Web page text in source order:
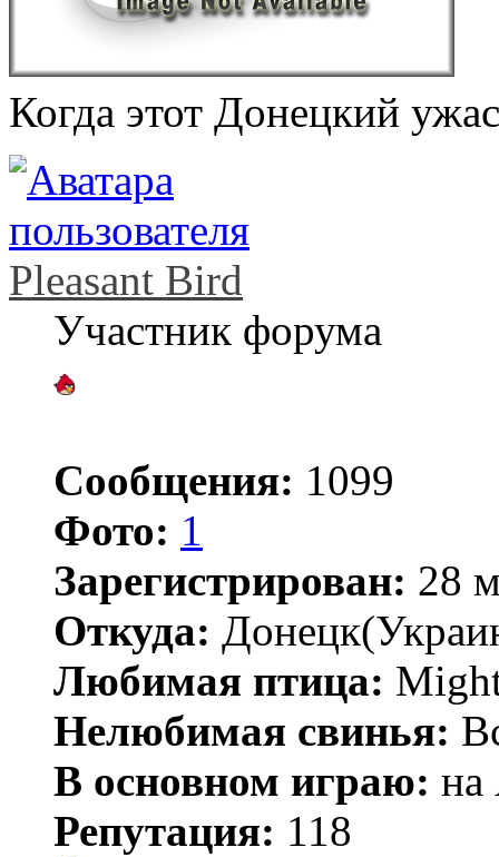
Когда этот Донецкий
Pleasant Bird
Участник форума
Сообщения: 1099
Фото: 1
Зарегистрирован: 28
Откуда:
Любимая птица:
Нелюбимая свинья:
В основном играю: на
Репутация: 118